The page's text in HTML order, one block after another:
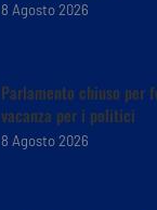
8 Agosto 2026
Parlamento chiuso per
vacanza per i politici
8 Agosto 2026